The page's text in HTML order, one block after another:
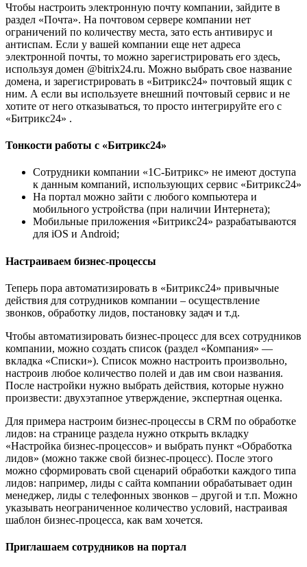
Чтобы настроить электронную почту компании, зайдите в
раздел «Почта». На почтовом сервере компании нет
ограничений по количеству места, зато есть антивирус и
антиспам. Если у вашей компании еще нет адреса
электронной почты, то можно зарегистрировать его здесь,
используя домен @bitrix24.ru. Можно выбрать свое название
домена, и зарегистрировать в «Битрикс24» почтовый ящик с
ним. А если вы используете внешний почтовый сервис и не
хотите от него отказываться, то просто интегрируйте его с
«Битрикс24» .
Тонкости работы с «Битрикс24»
Сотрудники компании «1С-Битрикс» не имеют доступа
к данным компаний, использующих сервис «Битрикс24»
На портал можно зайти с любого компьютера и
мобильного устройства (при наличии Интернета);
Мобильные приложения «Битрикс24» разрабатываются
для iOS и Android;
Настраиваем бизнес-процессы
Теперь пора автоматизировать в «Битрикс24» привычные
действия для сотрудников компании – осуществление
звонков, обработку лидов, постановку задач и т.д.
Чтобы автоматизировать бизнес-процесс для всех сотрудников
компании, можно создать список (раздел «Компания» —
вкладка «Списки»). Список можно настроить произвольно,
настроив любое количество полей и дав им свои названия.
После настройки нужно выбрать действия, которые нужно
произвести: двухэтапное утверждение, экспертная оценка.
Для примера настроим бизнес-процессы в CRM по обработке
лидов: на странице раздела нужно открыть вкладку
«Настройка бизнес-процессов» и выбрать пункт «Обработка
лидов» (можно также свой бизнес-процесс). После этого
можно сформировать свой сценарий обработки каждого типа
лидов: например, лиды с сайта компании обрабатывает один
менеджер, лиды с телефонных звонков – другой и т.п. Можно
указывать неограниченное количество условий, настраивая
шаблон бизнес-процесса, как вам хочется.
Приглашаем сотрудников на портал